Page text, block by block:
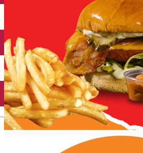
English
Închirieri auto
Închirieri biciclete
Încărcare vehicule electrice